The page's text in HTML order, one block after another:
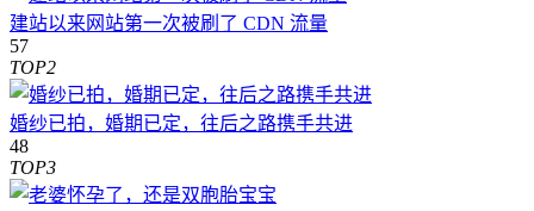
建站以来网站第一次被刷了 CDN 流量
57
TOP2
婚纱已拍，婚期已定，往后之路携手共进
48
TOP3